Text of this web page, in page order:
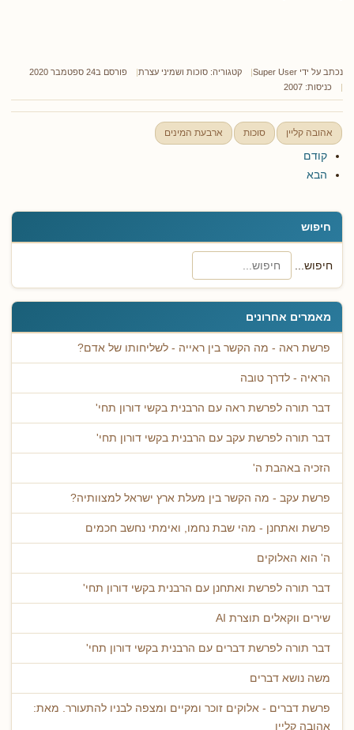
חיפוש
חיפוש...
מאמרים אחרונים
פרשת ראה - מה הקשר בין ראייה - לשליחותו של אדם?
הראיה - לדרך טובה
דבר תורה לפרשת ראה עם הרבנית בקשי דורון תחי'
דבר תורה לפרשת עקב עם הרבנית בקשי דורון תחי'
הזכיה באהבת ה'
פרשת עקב - מה הקשר בין מעלת ארץ ישראל למצוותיה?
פרשת ואתחנן - מהי שבת נחמו, ואימתי נחשב חכמים
ה' הוא האלוקים
דבר תורה לפרשת ואתחנן עם הרבנית בקשי דורון תחי'
שירים ווקאלים תוצרת AI
דבר תורה לפרשת דברים עם הרבנית בקשי דורון תחי'
משה נושא דברים
פרשת דברים - אלוקים זוכר ומקיים ומצפה לבניו להתעורר. מאת:
אהובה קליין
נכתב על ידי Super User קטגוריה: סוכות ושמיני עצרת
פורסם ב24 ספטמבר 2020
כניסות: 2007
אהובה קליין סוכות ארבעת המינים
קודם
הבא